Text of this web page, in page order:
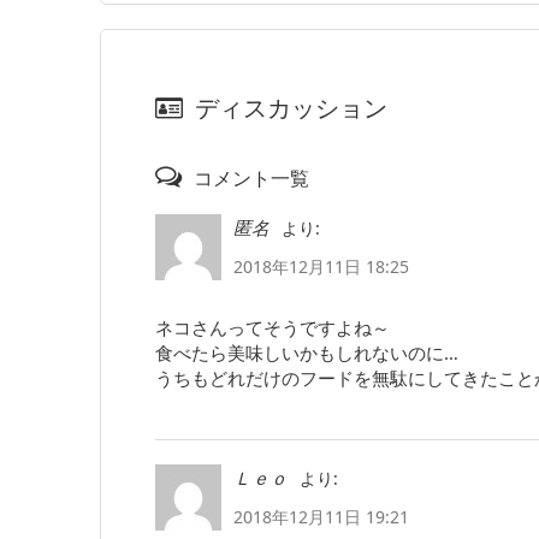
ディスカッション
コメント一覧
匿名
より:
2018年12月11日 18:25
ネコさんってそうですよね～
食べたら美味しいかもしれないのに…
うちもどれだけのフードを無駄にしてきたこ
Ｌｅｏ
より:
2018年12月11日 19:21